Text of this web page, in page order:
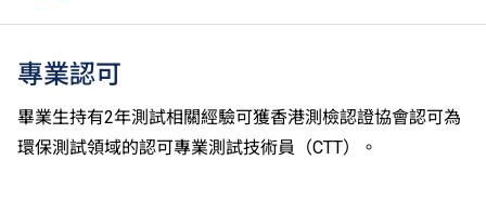
專業認可
畢業生持有2年測試相關經驗可獲香港測檢認證協會認可為
環保測試領域的認可專業測試技術員（CTT）。